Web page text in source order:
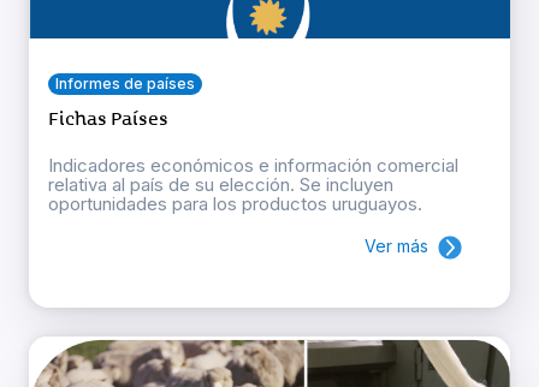
Informes de países
Fichas Países
Indicadores económicos e información comercial
relativa al país de su elección. Se incluyen
oportunidades para los productos uruguayos.
Ver más